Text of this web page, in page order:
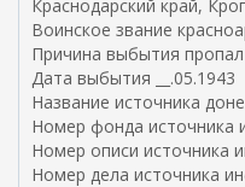
Краснодарский край,
Воинское звание
Причина выбытия
Дата выбытия __.05.1943
Название источника
Номер фонда источника
Номер описи источника
Номер дела источника